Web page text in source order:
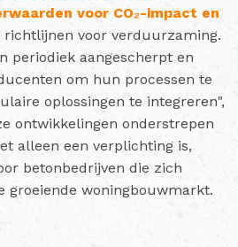
voor CO₂-impact en
richtlijnen voor verduurzaming.
periodiek aangescherpt en
om hun processen te
oplossingen te integreren",
ontwikkelingen onderstrepen
alleen een verplichting is,
betonbedrijven die zich
groeiende woningbouwmarkt.